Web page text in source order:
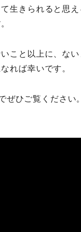
生きられると思
こと以上に、な
れば幸いです。
ぜひご覧ください。